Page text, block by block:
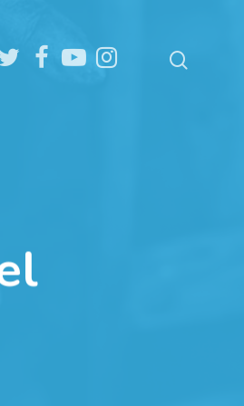
facebookyoutubeinstagram